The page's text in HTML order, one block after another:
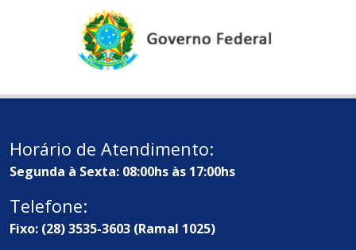
Horário de Atendimento:
Segunda à Sexta: 08:00hs às 17:00hs
Telefone:
Fixo: (28) 3535-3603 (Ramal 1025)